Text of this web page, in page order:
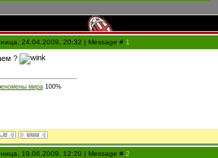
24.04.2009, 20:32 | Message # 1
?
мира100%
19.06.2009, 12:20 | Message # 2